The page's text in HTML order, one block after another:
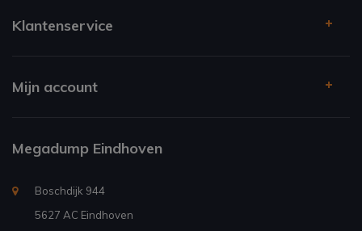
Klantenservice
Mijn account
Megadump Eindhoven
Boschdijk 944
5627 AC Eindhoven